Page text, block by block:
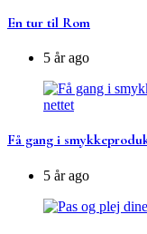
En tur til Rom
5 år ago
Få gang i
5 år ago